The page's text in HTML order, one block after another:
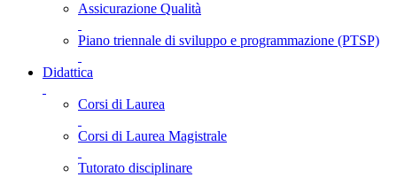
Assicurazione Qualità
Piano triennale di sviluppo e programmazione (PTSP)
Didattica
Corsi di Laurea
Corsi di Laurea Magistrale
Tutorato disciplinare